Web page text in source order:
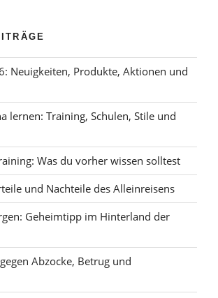
Neuigkeiten, Produkte, Aktionen und
lernen: Training, Schulen, Stile und
Was du vorher wissen solltest
und Nachteile des Alleinreisens
Geheimtipp im Hinterland der
Abzocke, Betrug und